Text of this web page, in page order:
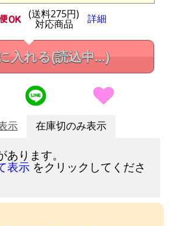
(送料275円)
対応商品 詳細
入れる(読込中...)
示 在庫切のみ表示
ります。
表示 をクリックしてくださ